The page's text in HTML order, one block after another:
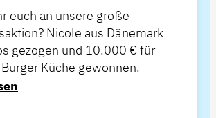
euch an unsere große
Nicole aus Dänemark
gezogen und 10.000 € für
Küche gewonnen.